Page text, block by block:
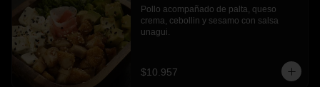
Pollo acompañado de palta, queso
crema, cebollin y sesamo con salsa
unagui.
$10.957